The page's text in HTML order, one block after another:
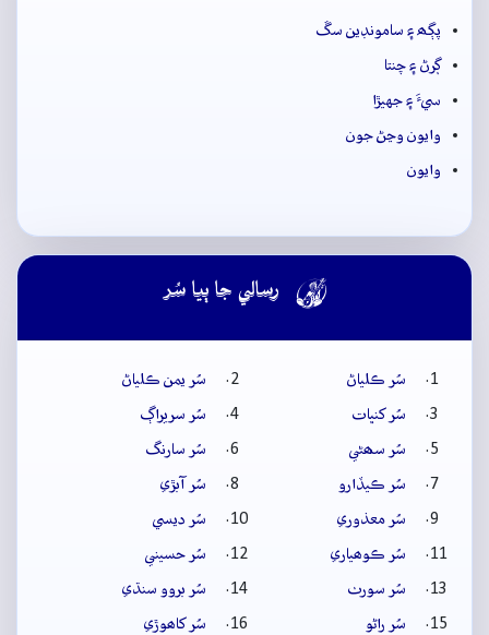
پڳھ ۽ سامونڊين سڱ
ڳرڻ ۽ چنتا
سيءَ ۽ جهيڙا
وايون وڃڻ جون
وايون
 رسالي جا ٻيا سُر
سُر ڪلياڻ
سُر يمن ڪلياڻ
سُر کنڀات
سُر سريراڳ
سُر سھڻي
سُر سارنگ
سُر ڪيڏارو
سُر آبڙي
سُر معذوري
سُر ديسي
سُر ڪوھياري
سُر حسيني
سُر سورٺ
سُر بروو سنڌي
سُر راڻو
سُر کاھوڙي